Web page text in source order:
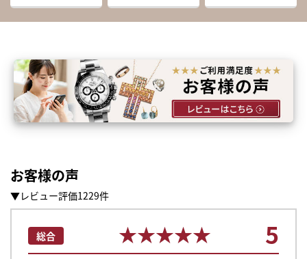
お客様の声
▼レビュー評価1229件
総合 ★★★★★
★★★★★ 5